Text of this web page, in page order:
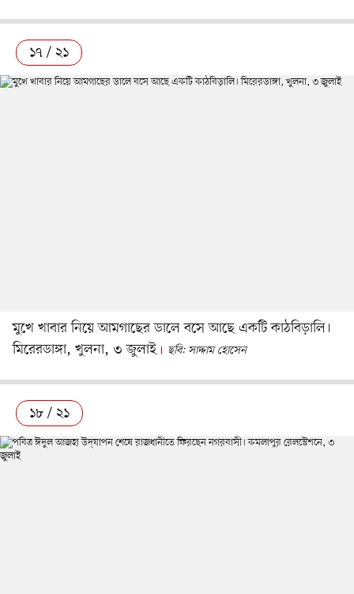
১৭ / ২১
মুখে খাবার নিয়ে আমগাছের ডালে বসে আছে একটি কাঠবিড়ালি।
মিরেরডাঙ্গা, খুলনা, ৩ জুলাই
ছবি: সাদ্দাম হোসেন
১৮ / ২১